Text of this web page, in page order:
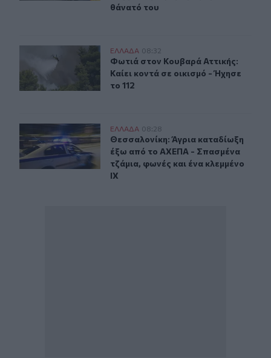
θάνατό του
Φωτιά στον Κουβαρά Αττικής: Καίει κοντά σε οικισμό -
ΕΛΛAΔΑ 08:32
Φωτιά στον Κουβαρά Αττικής:
Φωτιά στον Κουβαρά Αττικής:
Καίει κοντά σε οικισμό - Ήχησε
το 112
Θεσσαλονίκη: Άγρια καταδίωξη έξω από το ΑΧΕΠΑ -
ΕΛΛAΔΑ 08:28
Θεσσαλονίκη: Άγρια καταδίωξη
Θεσσαλονίκη: Άγρια καταδίωξη
έξω από το ΑΧΕΠΑ - Σπασμένα
τζάμια, φωνές και ένα κλεμμένο
ΙΧ